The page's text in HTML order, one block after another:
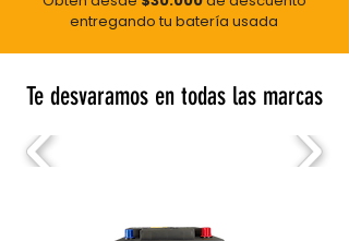
entregando tu batería usada
Te desvaramos en todas las marcas